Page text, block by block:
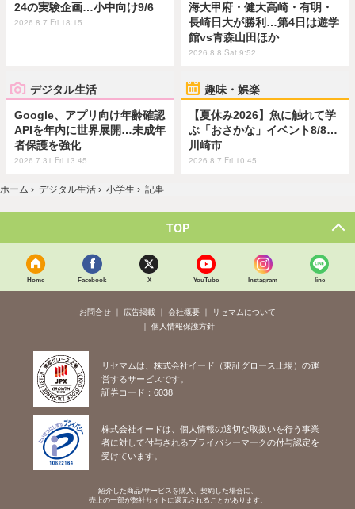
24の実験企画…小中向け9/6
2026.8.7 Fri 18:15
海大甲府・健大高崎・有明・
長崎日大が勝利…第4日は遊学
館vs青森山田ほか
2026.8.8 Sat 9:52
デジタル生活
Google、アプリ向け年齢確認
APIを年内に世界展開…未成年
者保護を強化
2026.7.31 Fri 13:45
趣味・娯楽
【夏休み2026】魚に触れて学
ぶ「おさかな」イベント8/8…
川崎市
2026.8.7 Fri 10:45
ホーム › デジタル生活 › 小学生 › 記事
TOP
Home Facebook X YouTube Instagram line
お問合せ 広告掲載 会社概要
リセマムについて
個人情報保護方針
リセマムは、株式会社イード（東証グロース上場）の運
営するサービスです。
証券コード：6038
株式会社イードは、個人情報の適切な取扱いを行う事業
者に対して付与されるプライバシーマークの付与認定を
受けています。
紹介した商品/サービスを購入、契約した場合に、
売上の一部が弊社サイトに還元されることがあります。